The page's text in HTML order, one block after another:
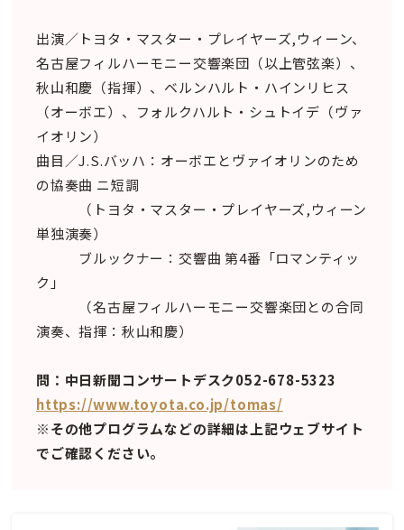
出演／トヨタ・マスター・プレイヤーズ,ウィーン、
名古屋フィルハーモニー交響楽団（以上管弦楽）、
秋山和慶（指揮）、ベルンハルト・ハインリヒス
（オーボエ）、フォルクハルト・シュトイデ（ヴァ
イオリン）
曲目／J.S.バッハ：オーボエとヴァイオリンのため
の協奏曲 ニ短調
（トヨタ・マスター・プレイヤーズ,ウィーン
単独演奏）
ブルックナー：交響曲 第4番「ロマンティッ
ク」
（名古屋フィルハーモニー交響楽団との合同
演奏、指揮：秋山和慶）
問：中日新聞コンサートデスク052-678-5323
https://www.toyota.co.jp/tomas/
※その他プログラムなどの詳細は上記ウェブサイト
でご確認ください。